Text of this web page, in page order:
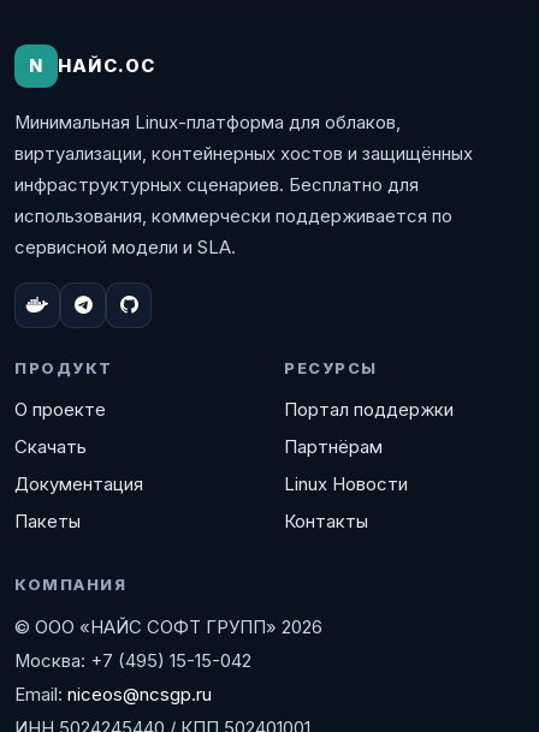
N НАЙС.ОС
Минимальная Linux-платформа для облаков,
виртуализации, контейнерных хостов и защищённых
инфраструктурных сценариев. Бесплатно для
использования, коммерчески поддерживается по
сервисной модели и SLA.
ПРОДУКТ
О проекте
Скачать
Документация
Пакеты
РЕСУРСЫ
Портал поддержки
Партнёрам
Linux Новости
Контакты
КОМПАНИЯ
© ООО «НАЙС СОФТ ГРУПП» 2026
Москва: +7 (495) 15-15-042
Email: niceos@ncsgp.ru